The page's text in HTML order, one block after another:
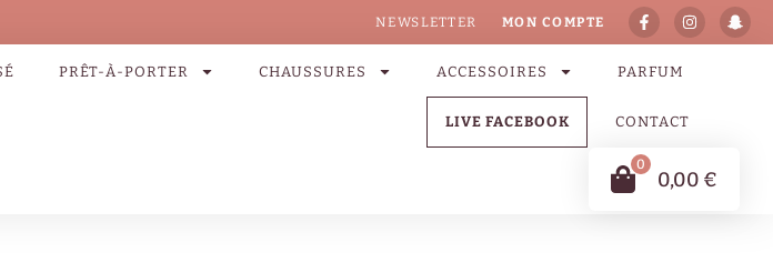
NEWSLETTER MON COMPTE
PRÊT-À-PORTER CHAUSSURES ACCESSOIRES PARFUM
LIVE FACEBOOK CONTACT
0
0,00 €